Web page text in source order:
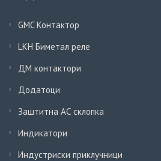
GMC Контактор
LKH Биметал реле
ДМ контактори
Додатоци
Заштитна АС склопка
Индикатори
Индустриски приклучници